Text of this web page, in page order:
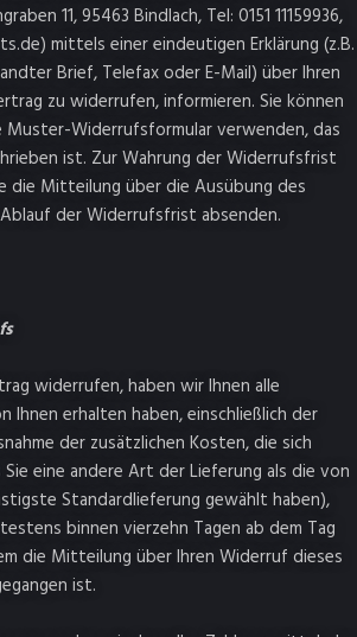
11, 95463 Bindlach, Tel: 0151 11159936,
mittels einer eindeutigen Erklärung (z.B.
Brief, Telefax oder E-Mail) über Ihren
zu widerrufen, informieren. Sie können
Widerrufsformular verwenden, das
ist. Zur Wahrung der Widerrufsfrist
die Mitteilung über die Ausübung des
der Widerrufsfrist absenden.
widerrufen, haben wir Ihnen alle
Ihnen erhalten haben, einschließlich der
der zusätzlichen Kosten, die sich
Sie eine andere Art der Lieferung als die von
Standardlieferung gewählt haben),
binnen vierzehn Tagen ab dem Tag
die Mitteilung über Ihren Widerruf dieses
ist.